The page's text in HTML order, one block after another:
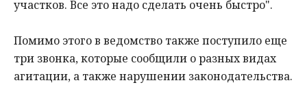
участков. Все этонадо сделать очень быстро".
Помимо этогов ведомство также поступило еще
три звонка,которые сообщили оразныхвидах
агитации, а также нарушении законодательства.